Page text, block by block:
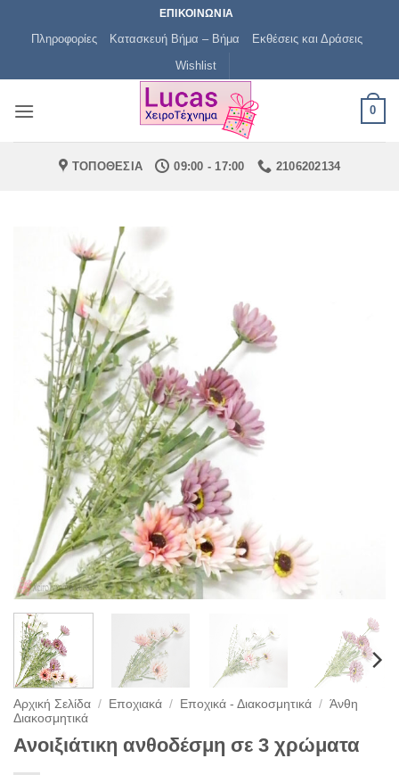
ΕΠΙΚΟΙΝΩΝΙΑ
Πληροφορίες Κατασκευή Βήμα – Βήμα
Εκθέσεις και Δράσεις
Wishlist
0
ΤΟΠΟΘΕΣΙΑ 09:00 - 17:00 2106202134
Αρχική Σελίδα / Εποχιακά / Εποχικά - Διακοσμητικά / Άνθη
Διακοσμητικά
Ανοιξιάτικη ανθοδέσμη σε 3 χρώματα